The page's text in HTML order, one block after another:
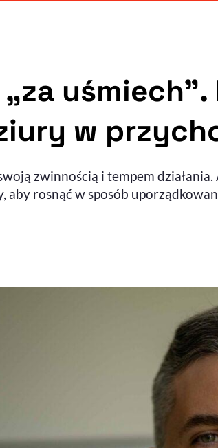
w
zwinnością i tempem
aby rosnąć w sposób